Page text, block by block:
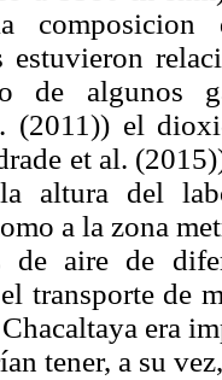
estuvieron
de algunos
(2011)) el
et al.
altura del
a la zona
de aire de
transporte de
era
tener, a su